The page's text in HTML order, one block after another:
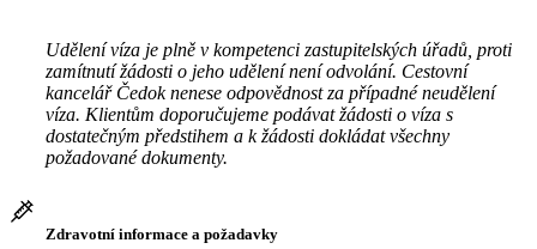
Udělení víza je plně v kompetenci zastupitelských úřadů, proti
zamítnutí žádosti o jeho udělení není odvolání. Cestovní
kancelář Čedok nenese odpovědnost za případné neudělení
víza. Klientům doporučujeme podávat žádosti o víza s
dostatečným předstihem a k žádosti dokládat všechny
požadované dokumenty.
Zdravotní informace a požadavky